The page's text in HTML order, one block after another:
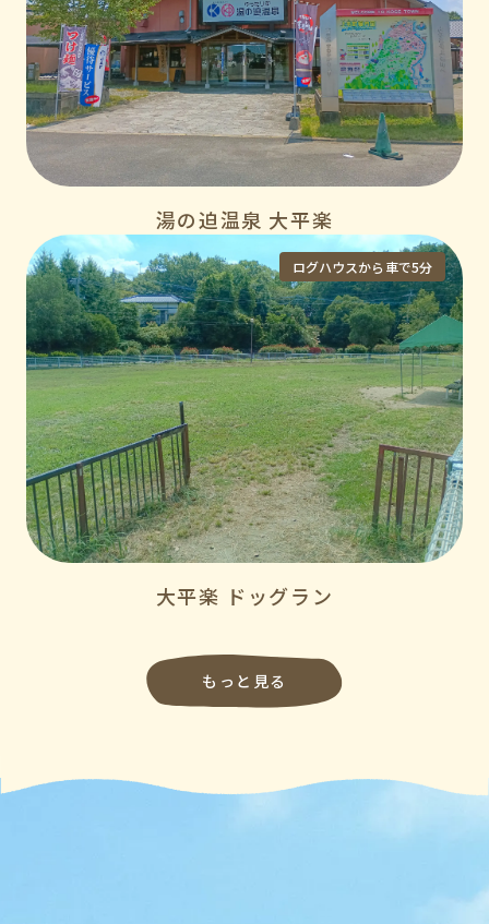
湯の迫温泉 大平楽
大平楽 ドッグラン
ログハウスから車で5分
もっと見る